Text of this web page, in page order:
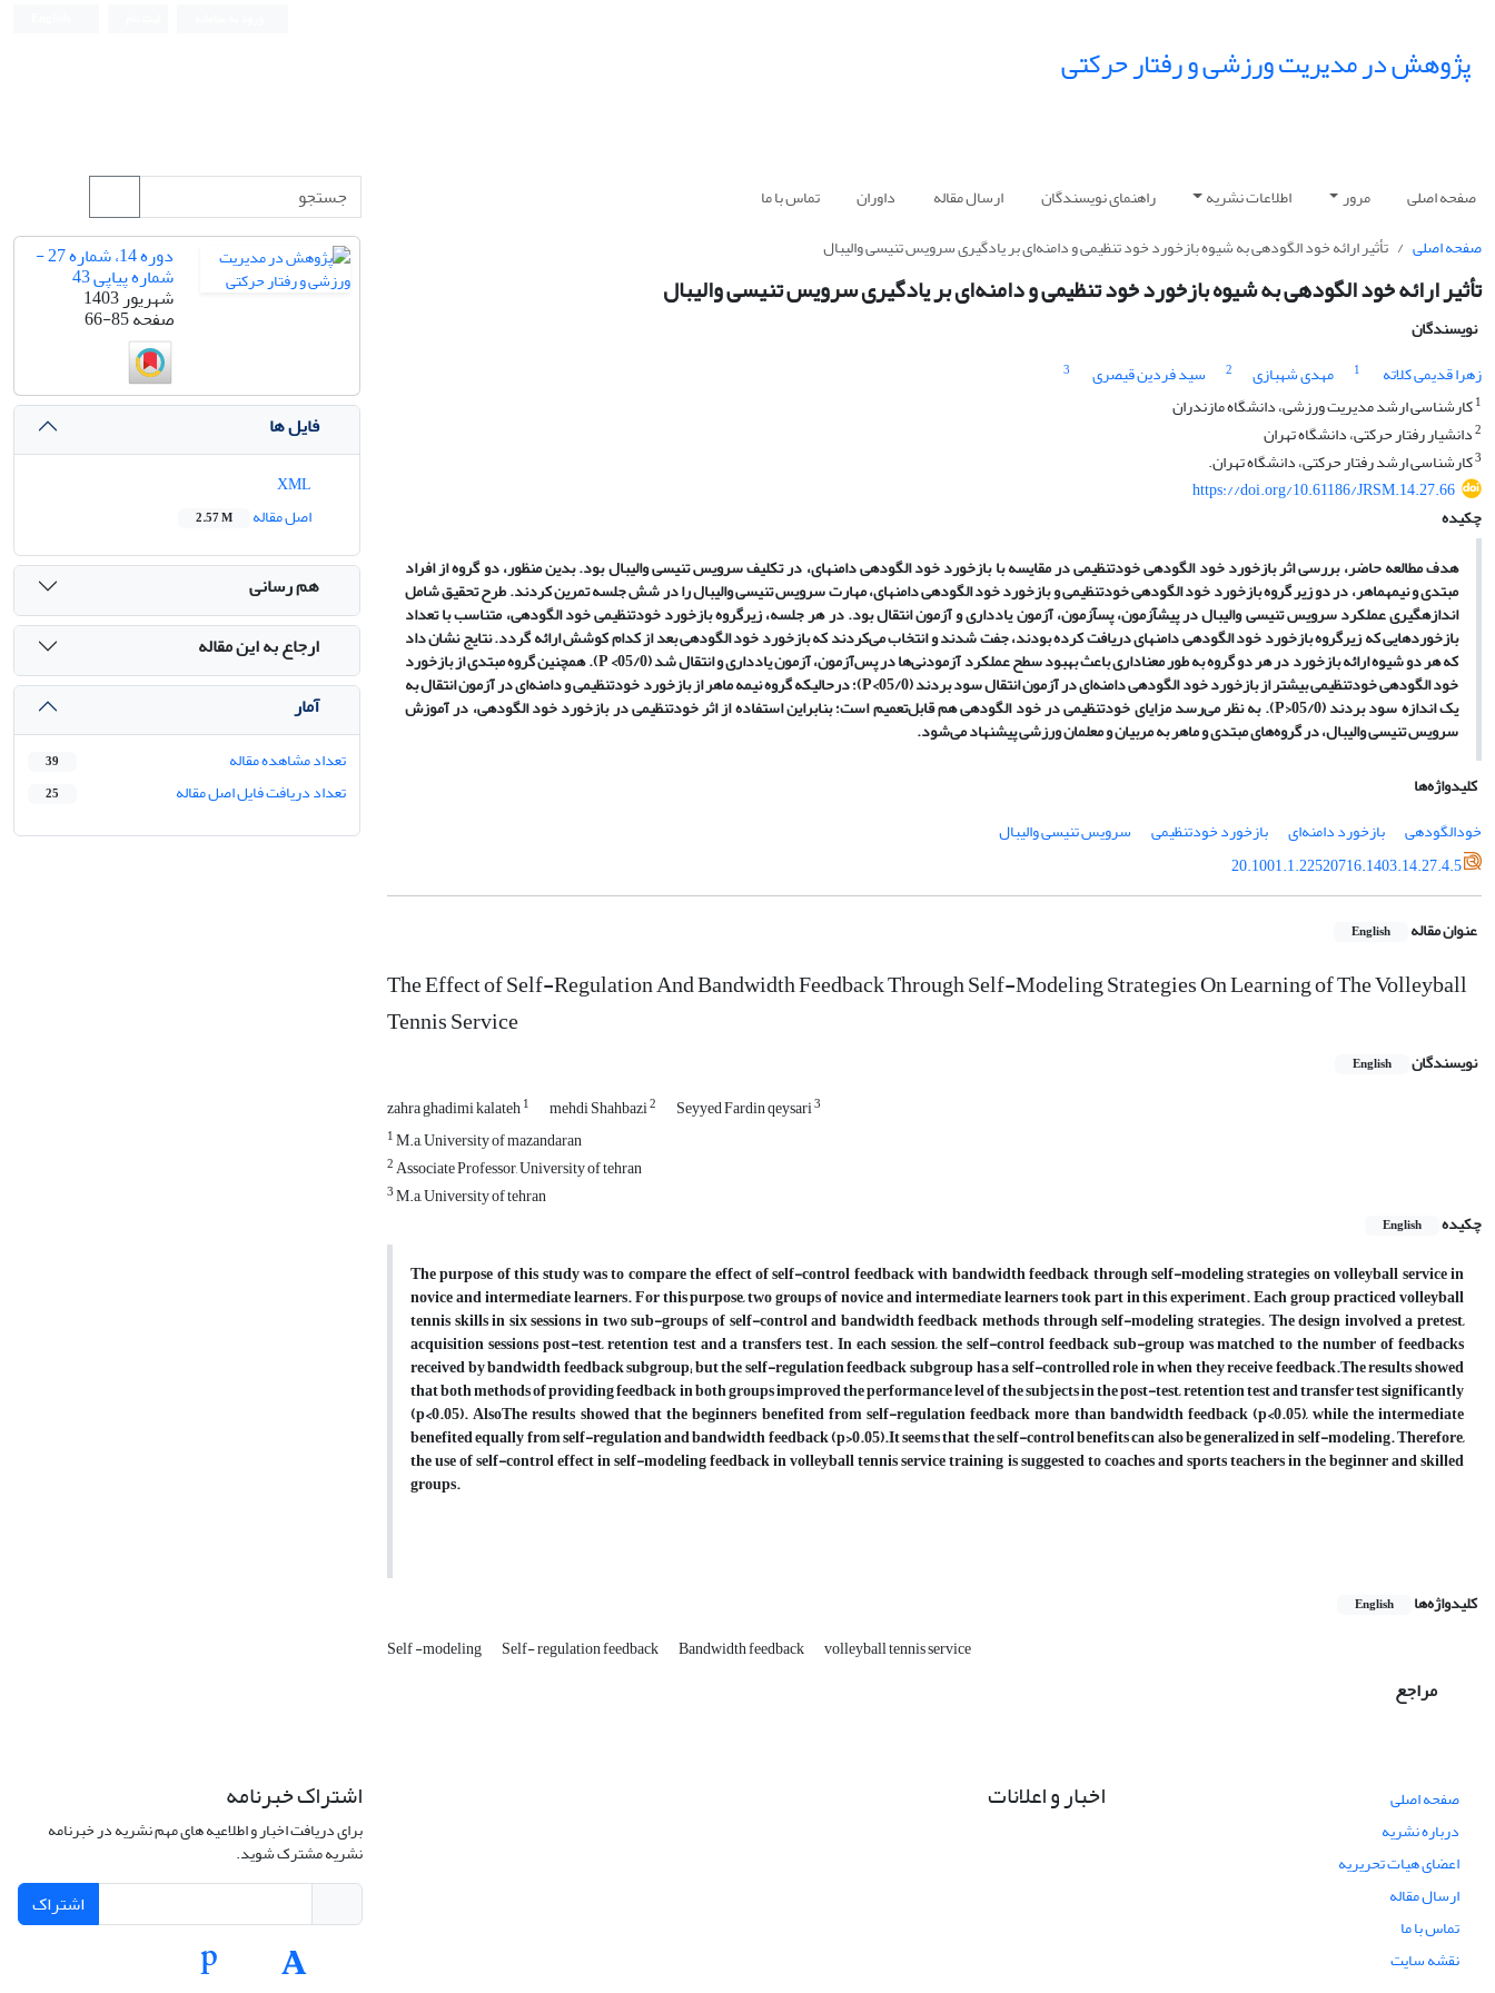
پژوهش در مدیریت ورزشی و رفتار حرکتی
صفحه اصلی مرور اطلاعات نشریه راهنمای نویسندگان ارسال مقاله داوران
تماس با ما
صفحه اصلی
تأثیر ارائه خود الگودهی به شیوه بازخورد خود تنظیمی و دامنه‌ای بر یادگیری سرویس تنیسی والیبال
تأثیر ارائه خود الگودهی به شیوه بازخورد خود تنظیمی و دامنه‌ای بر یادگیری سرویس تنیسی والیبال
نویسندگان
زهرا قدیمی کلاته
1 مهدی شهبازی 2 سید فردین قیصری
3
1کارشناسی ارشد مدیریت ورزشی، دانشگاه مازندران
2دانشیار رفتار حرکتی، دانشگاه تهران
3کارشناسی ارشد رفتار حرکتی، دانشگاه تهران.
https://doi.org/10.61186/JRSM.14.27.66
چکیده
هدف مطالعه حاضر، بررسی اثر بازخورد خود الگودهی خودتنظیمی در مقایسه با بازخورد خود الگودهی دامنه­ای، در تکلیف سرویس تنیسی والیبال بود. بدین منظور، دو گروه از افراد
مبتدی و نیمه­ماهر، در دو زیر گروه بازخورد خود الگودهی خودتنظیمی و بازخورد خود الگودهی دامنه­ای، مهارت سرویس تنیسی والیبال را در شش جلسه تمرین کردند. طرح تحقیق شامل
اندازه­گیری عملکرد سرویس تنیسی والیبال در پیش­آزمون، پس­آزمون، آزمون یادداری و آزمون انتقال بود. در هر جلسه، زیرگروه بازخورد خودتنظیمی خود الگودهی، متناسب با تعداد
بازخوردهایی که زیرگروه بازخورد خود الگودهی دامنه­ای دریافت کرده بودند، جفت شدند و انتخاب می‌کردند که بازخورد خود الگودهی بعد از کدام کوشش ارائه گردد.نتایج نشان داد
که هر دو شیوهارائه بازخورددر هر دو گروه به طور معناداری باعث بهبود سطح عملکرد آزمودنیها در پس‌آزمون، آزمون یادداری و انتقال شد (05/0> P
).همچنینگروه مبتدی از بازخورد
خود الگودهی خودتنظیمی بیشتر از بازخورد خود الگودهی دامنه‌ای در آزمون انتقال سود بردند (05/0> P)؛ درحالی­که گروه نیمه ­ماهر از بازخورد خودتنظیمی و دامنه‌­ای در آزمون انتقال به
یک اندازه سود بردند(05/0<
P
)
.به نظر می‌رسد مزایای خودتنظیمی در خود الگودهی هم قابل‌تعمیم است؛ بنابرایناستفاده از اثر خودتنظیمی در بازخورد خود الگودهی، در آموزش
سرویس تنیسی والیبال، در گروههایمبتدی و ماهر به مربیان و معلمان ورزشی پیشنهاد می‌شود.
کلیدواژه‌ها
خودالگودهی
بازخورد دامنه‌ای بازخورد خودتنظیمی
سرویس تنیسی والیبال
20.1001.1.22520716.1403.14.27.4.5
عنوان مقاله English
The Effect of Self-Regulation And Bandwidth Feedback Through Self-Modeling Strategies On Learning of The Volleyball
Tennis Service
نویسندگان English
zahra ghadimi kalateh1 mehdi Shahbazi2 Seyyed Fardin qeysari3
1M.a, University of mazandaran
2Associate Professor, University of tehran
3M.a, University of tehran
چکیده
English
The purpose of this study was to compare the effect of self-control feedback with bandwidth feedback through self-modeling strategies on volleyball service in
novice and intermediate learners. For this purpose, two groups of novice and intermediate learners took part in this experiment.Each group practiced volleyball
tennis skills in six sessions in two sub-groups of self-controland bandwidth feedback methods through self-modeling strategies. The design involved a pretest,
acquisition sessions post-test, retention test and a transfers test.In each session, the self-control feedback sub-group was matched to the number of feedbacks
received bybandwidth feedbacksubgroup; but the self-regulation feedback subgroup has a self-controlled role in when they receive feedback.The results showed
that both methods of providing feedback in both groups improved the performance level of the subjects in the post-test, retention test and transfer test significantly
(p<0.05).AlsoThe results showed that the beginners benefited from self-regulation feedback more thanbandwidth feedback(p<0.05),while the intermediate
benefited equally from self-regulation andbandwidth feedback(p>0.05).It seems that the self-control benefits can also be generalized in self-modeling. Therefore,
the use of self-control effect in self-modeling feedback in volleyball tennis service training is suggested to coaches and sports teachers in the beginner and skilled
groups.
کلیدواژه‌ها English
Self -modeling Self- regulation feedback Bandwidth feedback volleyball tennis service
مراجع
دوره 14، شماره 27 -
شماره پیاپی 43
شهریور 1403
صفحه66-85
فایل ها
اصل مقاله
2.57 M
هم رسانی
ارجاع به این مقاله
آمار
تعداد مشاهده مقاله 39
تعداد دریافت فایل اصل مقاله 25
صفحه اصلی
درباره نشریه
اعضای هیات تحریریه
ارسال مقاله
تماس با ما
نقشه سایت
اخبار و اعلانات اشتراک خبرنامه
برای دریافت اخبار و اطلاعیه های مهم نشریه در خبرنامه
نشریه مشترک شوید.
اشتراک